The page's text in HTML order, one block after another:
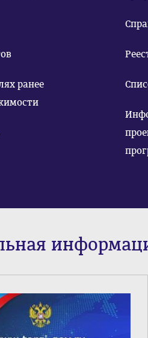
ранее